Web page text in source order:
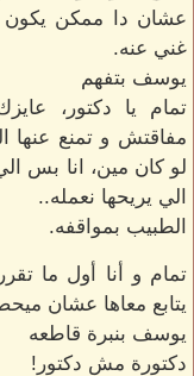
عشان دا ممكن يكون
غني عنه.
يوسف بتفهم
تمام يا دكتور،
مفاقتش و تمنع عنها
لو كان مين، انا بس
الي يريحها نعمله..
الطبيب بمواقفه.
تمام و أنا أول ما
يتابع معاها عشان
يوسف بنبرة قاطعه
دكتورة مش دكتور!